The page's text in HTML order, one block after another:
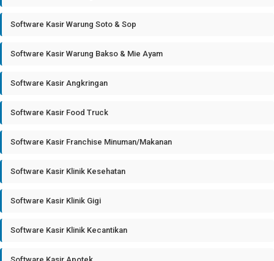
Software Kasir Warung Soto & Sop
Software Kasir Warung Bakso & Mie Ayam
Software Kasir Angkringan
Software Kasir Food Truck
Software Kasir Franchise Minuman/Makanan
Software Kasir Klinik Kesehatan
Software Kasir Klinik Gigi
Software Kasir Klinik Kecantikan